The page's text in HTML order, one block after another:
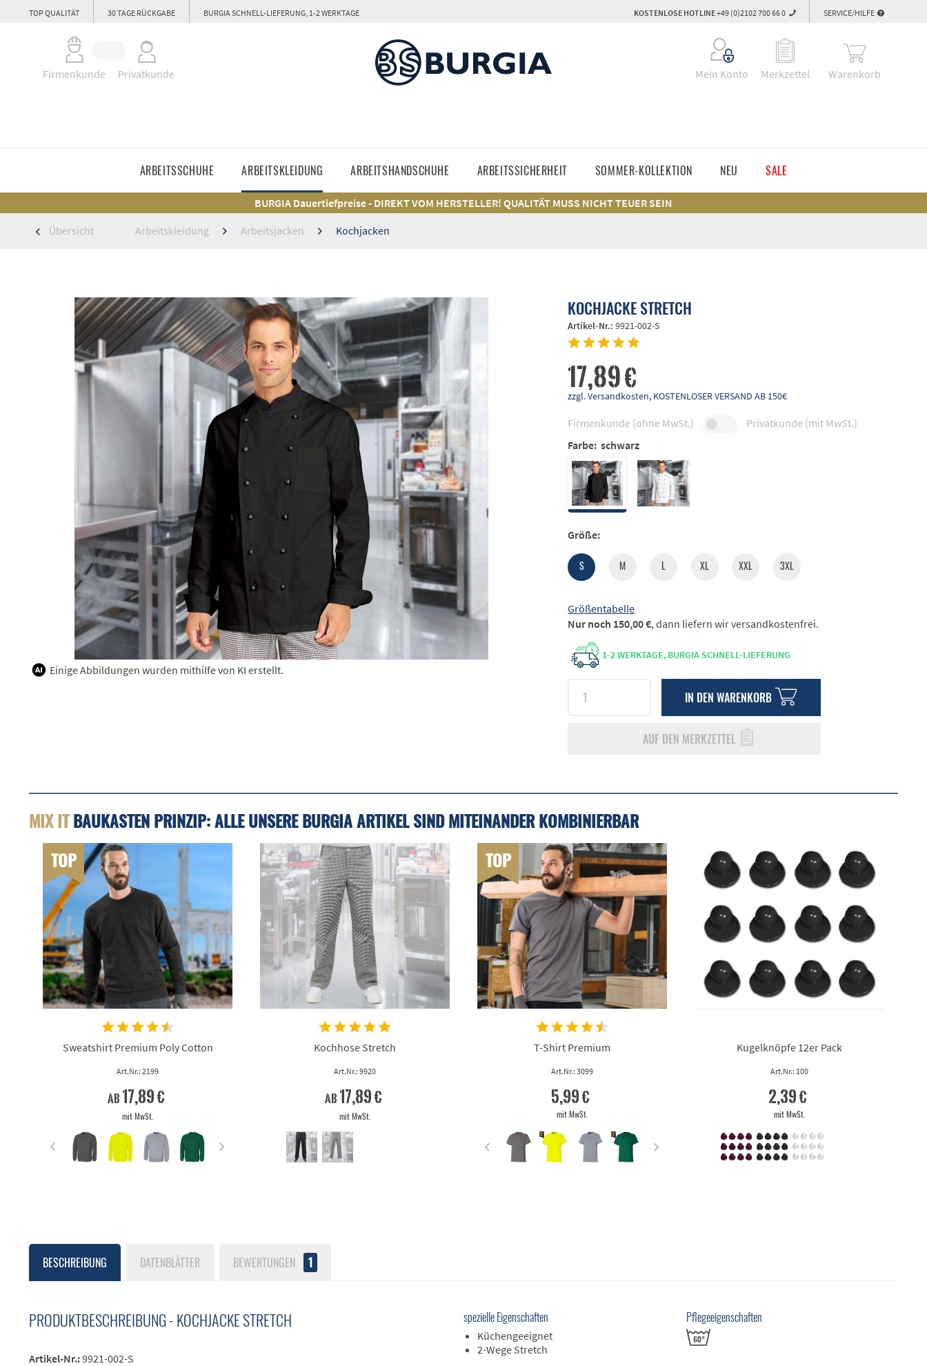
TOP QUALITÄT 30 TAGE RÜCKGABE BURGIA SCHNELL-LIEFERUNG, 1-2 WERKTAGE SERVICE/HILFE
KOSTENLOSE HOTLINE+49 (0)2102 700 66 0
Firmenkunde Privatkunde Mein Konto Merkzettel Warenkorb
ARBEITSSCHUHE ARBEITSKLEIDUNG ARBEITSHANDSCHUHE ARBEITSSICHERHEIT SOMMER-KOLLEKTION NEU SALE
BURGIA Dauertiefpreise - DIREKT VOM HERSTELLER! QUALITÄT MUSS NICHT TEUER SEIN
Übersicht
Arbeitskleidung Arbeitsjacken Kochjacken
Einige Abbildungen wurden mithilfe von KI erstellt.
KOCHJACKE STRETCH
Artikel-Nr.:9921-002-S
17,89 €
zzgl. Versandkosten, KOSTENLOSER VERSAND AB 150€
Firmenkunde (ohne MwSt.)
Privatkunde (mit MwSt.)
Farbe: schwarz
Größe:
S M L XL XXL 3XL
Größentabelle
1-2 WERKTAGE,BURGIA SCHNELL-LIEFERUNG
IN DEN WARENKORB
AUF DEN MERKZETTEL
Nur noch 150,00 €, dann liefern wir versandkostenfrei.
MIX ITBAUKASTEN PRINZIP: ALLE UNSERE BURGIA ARTIKEL SIND MITEINANDER KOMBINIERBAR
TOP
Sweatshirt Premium Poly Cotton
Art.Nr.: 2199
ab 17,89 €
mit MwSt.
Kochhose Stretch
Art.Nr.: 9920
ab 17,89 €
mit MwSt.
TOP
T-Shirt Premium
Art.Nr.: 3099
5,99 €
mit MwSt.
Kugelknöpfe 12er Pack
Art.Nr.: 100
2,39 €
mit MwSt.
BESCHREIBUNG DATENBLÄTTER BEWERTUNGEN 1
PRODUKTBESCHREIBUNG - KOCHJACKE STRETCH
Artikel-Nr.:9921-002-S
spezielle Eigenschaften
Küchengeeignet
2-Wege Stretch
Pflegeeigenschaften